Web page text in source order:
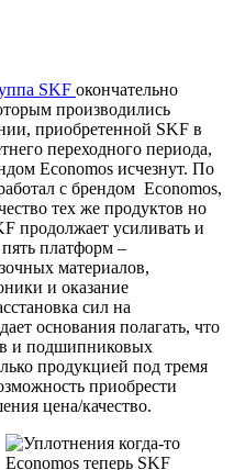
SKF окончательно
производились
приобретенной SKF в
переходного периода,
Economos исчезнут. По
с брендом Economos,
тех же продуктов но
продолжает усиливать и
платформ –
материалов,
и оказание
сил на
основания полагать, что
и подшипниковых
продукцией под тремя
приобрести
цена/качество.